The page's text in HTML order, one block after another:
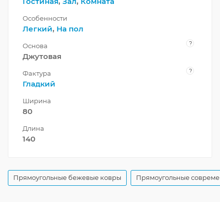
Особенности
Легкий, На пол
Основа ?
Джутовая
Фактура ?
Гладкий
Ширина
80
Длина
140
Прямоугольные бежевые ковры Прямоугольные